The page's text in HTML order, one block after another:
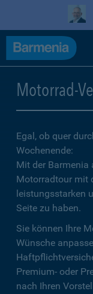
Motorrad-
Egal, ob quer
Wochenende:
Mit der Barmenia
Motorradtour mit
leistungsstarken
Seite zu haben.
Sie können Ihre
Wünsche
Premium- oder
nach Ihren